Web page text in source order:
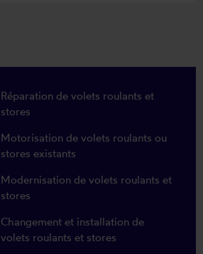
Réparation de volets roulants et
stores
Motorisation de volets roulants ou
stores existants
Modernisation de volets roulants et
stores
Changement et installation de
volets roulants et stores